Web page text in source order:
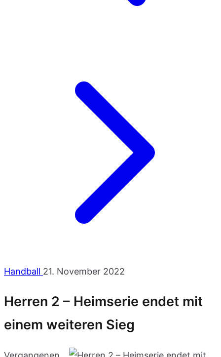
Handball 21. November 2022
Herren 2 – Heimserie endet mit
einem weiteren Sieg